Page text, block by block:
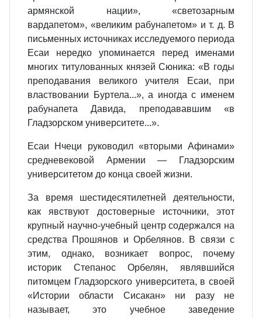
армянской нации», «светозарным
вардапетом», «великим рабунапетом» и т. д. В
письменных источниках исследуемого периода
Есаи нередко упоминается перед именами
многих титулованных князей Сюника: «В годы
преподавания великого учителя Есаи, при
властвовании Буртела...», а иногда с именем
рабунапета Давида, преподававшим «в
Гладзорском университете...».
Есаи Нчеци руководил «вторыми Афинами»
средневековой Армении — Гладзорским
университетом до конца своей жизни.
За время шестидесятилетней деятельности,
как явствуют достоверные источники, этот
крупный научно-учебный центр содержался на
средства Прошянов и Орбелянов. В связи с
этим, однако, возникает вопрос, почему
историк Степанос Орбелян, являвшийся
питомцем Гладзорского университета, в своей
«Истории области Сисакан» ни разу не
называет, это учебное заведение